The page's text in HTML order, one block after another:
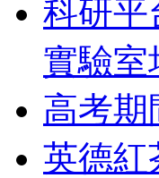
科研平
實驗室
高考期
英德紅